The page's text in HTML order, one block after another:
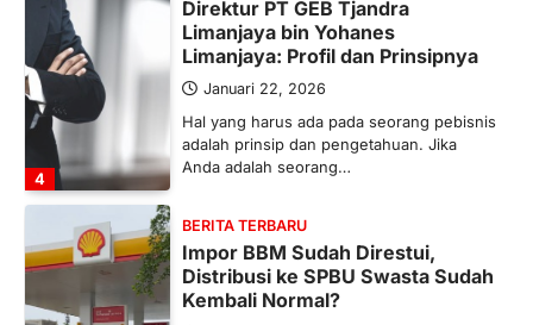
4
Direktur PT GEB Tjandra
Limanjaya bin Yohanes
Limanjaya: Profil dan Prinsipnya
Januari 22, 2026
Hal yang harus ada pada seorang pebisnis
adalah prinsip dan pengetahuan. Jika
Anda adalah seorang…
BERITA TERBARU
Impor BBM Sudah Direstui,
Distribusi ke SPBU Swasta Sudah
Kembali Normal?